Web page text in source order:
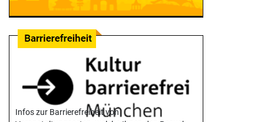
Infos zur Barrierefreiheit von